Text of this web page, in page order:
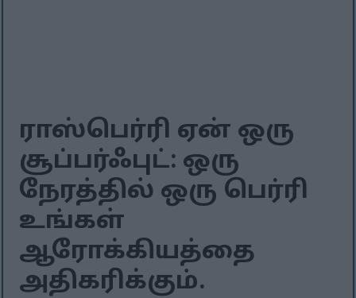
ராஸ்பெர்ரி ஏன் ஒரு
சூப்பர்ஃபுட்: ஒரு
நேரத்தில் ஒரு பெர்ரி
உங்கள்
ஆரோக்கியத்தை
அதிகரிக்கும்.